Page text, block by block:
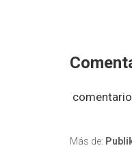
Más de: